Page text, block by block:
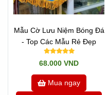
Mẫu Cờ Lưu Niệm Bóng Đá
- Top Các Mẫu Rẻ Đẹp
68.000 VND
Mua ngay